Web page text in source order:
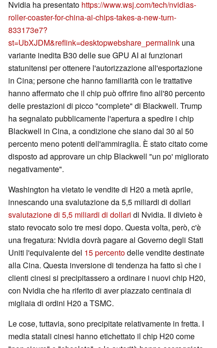
Nvidia ha presentato https://www.wsj.com/tech/nvidias-
roller-coaster-for-china-ai-chips-takes-a-new-turn-
833173e7?
st=UbXJDM&reflink=desktopwebshare_permalink una
variante inedita B30 delle sue GPU AI ai funzionari
statunitensi per ottenere l'autorizzazione all'esportazione
in Cina; persone che hanno familiarità con le trattative
hanno affermato che il chip può offrire fino all'80 percento
delle prestazioni di picco "complete" di Blackwell. Trump
ha segnalato pubblicamente l'apertura a spedire i chip
Blackwell in Cina, a condizione che siano dal 30 al 50
percento meno potenti dell'ammiraglia. È stato citato come
disposto ad approvare un chip Blackwell "un po' migliorato
negativamente".
Washington ha vietato le vendite di H20 a metà aprile,
innescando una svalutazione da 5,5 miliardi di dollari
svalutazione di 5,5 miliardi di dollari di Nvidia. Il divieto è
stato revocato solo tre mesi dopo. Questa volta, però, c'è
una fregatura: Nvidia dovrà pagare al Governo degli Stati
Uniti l'equivalente del 15 percentodelle vendite destinate
alla Cina. Questa inversione di tendenza ha fatto sì che i
clienti cinesi si precipitassero a ordinare i nuovi chip H20,
con Nvidia che ha riferito di aver piazzato centinaia di
migliaia di ordini H20 a TSMC.
Le cose, tuttavia, sono precipitate relativamente in fretta. I
media statali cinesi hanno etichettato il chip H20 come